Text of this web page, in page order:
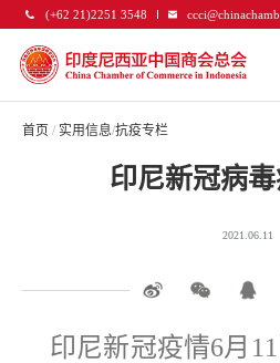
(+62 21)2251 3548
首页 / 实用信息/抗疫专栏
印尼新冠病
2021.06.11
印尼新冠疫情6月